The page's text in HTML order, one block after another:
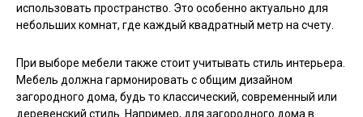
использовать пространство. Это особенно актуально для
небольших комнат, где каждый квадратный метр на счету.
При выборе мебели также стоит учитывать стиль интерьера.
Мебель должна гармонировать с общим дизайном
загородного дома, будь то классический, современный или
деревенский стиль. Например, для загородного дома в